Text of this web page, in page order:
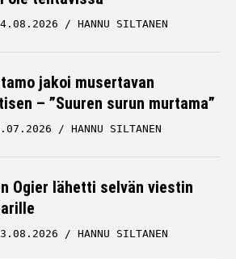
HANNU SILTANEN
jakoi musertavan
– ”Suuren surun murtama”
HANNU SILTANEN
Ogier lähetti selvän viestin
HANNU SILTANEN